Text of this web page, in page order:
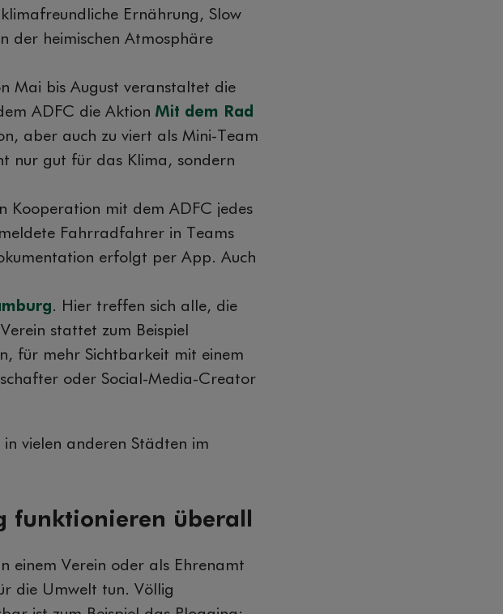
Ernährung, Slow
der heimischen Atmosphäre
Mai bis August veranstaltet die
ADFC die Aktion Mit dem Rad
aber auch zu viert als Mini-Team
nur gut für das Klima, sondern
Kooperation mit dem ADFC jedes
Fahrradfahrer in Teams
erfolgt per App. Auch
. Hier treffen sich alle, die
stattet zum Beispiel
für mehr Sichtbarkeit mit einem
oder Social-Media-Creator
vielen anderen Städten im
funktionieren überall
einem Verein oder als Ehrenamt
die Umwelt tun. Völlig